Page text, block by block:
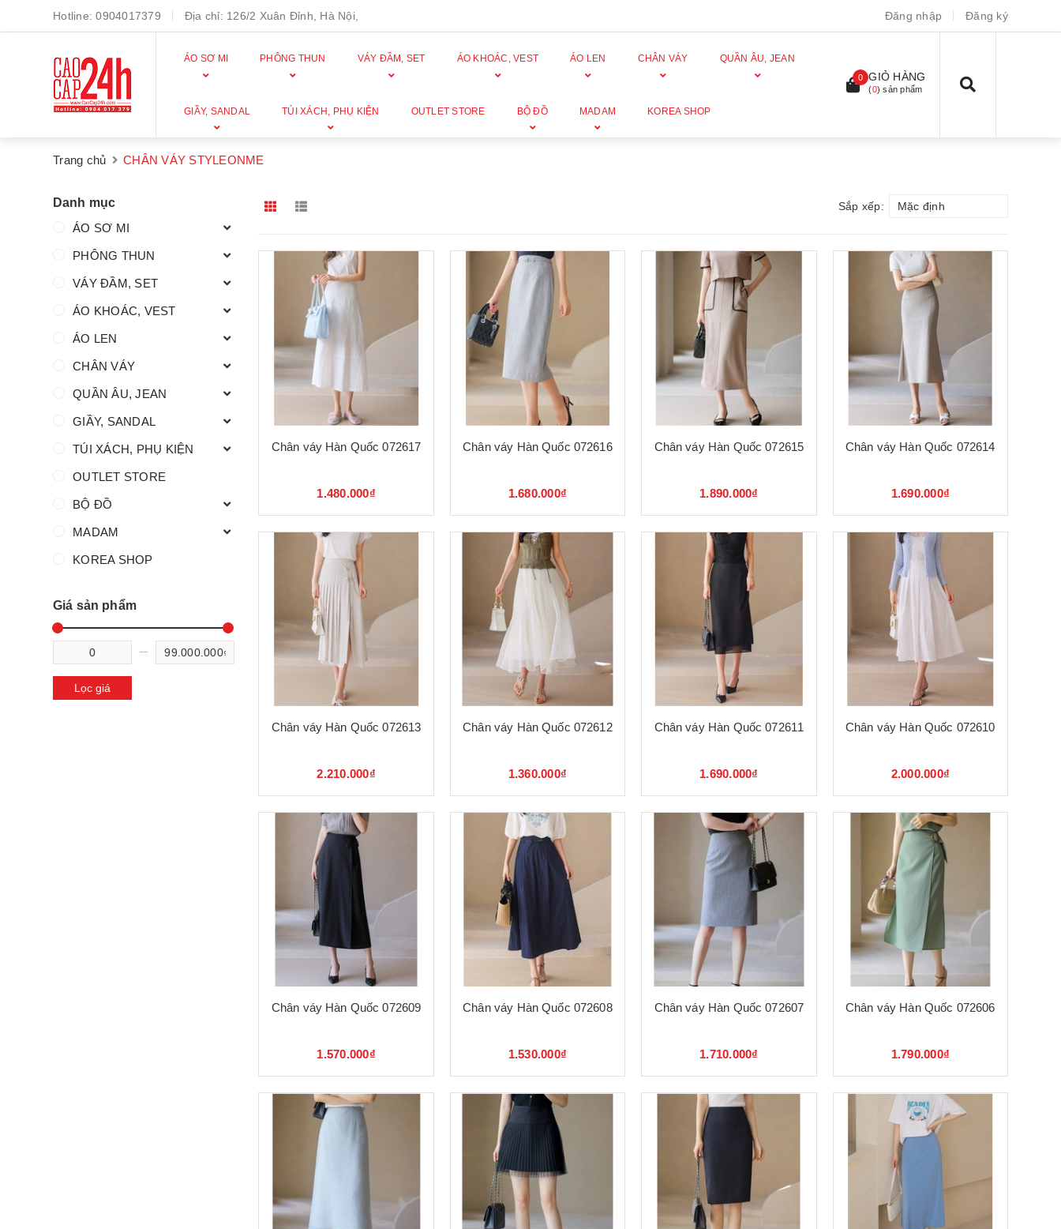
Hotline:0904017379 Địa chỉ: 126/2 Xuân Đỉnh, Hà Nội, Đăng nhập Đăng ký
ÁO SƠ MI PHÔNG THUN VÁY ĐẦM, SET ÁO KHOÁC, VEST ÁO LEN CHÂN VÁY QUẦN ÂU, JEAN
GIẦY, SANDAL TÚI XÁCH, PHỤ KIỆN OUTLET STORE BỘ ĐỒ MADAM KOREA SHOP
0 GIỎ HÀNG
(0) sản phẩm
Trang chủ CHÂN VÁY STYLEONME
Sắp xếp: Mặc định
Chân váy Hàn Quốc 072617
1.480.000₫
Chân váy Hàn Quốc 072616
1.680.000₫
Chân váy Hàn Quốc 072615
1.890.000₫
Chân váy Hàn Quốc 072614
1.690.000₫
Chân váy Hàn Quốc 072613
2.210.000₫
Chân váy Hàn Quốc 072612
1.360.000₫
Chân váy Hàn Quốc 072611
1.690.000₫
Chân váy Hàn Quốc 072610
2.000.000₫
Chân váy Hàn Quốc 072609
1.570.000₫
Chân váy Hàn Quốc 072608
1.530.000₫
Chân váy Hàn Quốc 072607
1.710.000₫
Chân váy Hàn Quốc 072606
1.790.000₫
Danh mục
ÁO SƠ MI
PHÔNG THUN
VÁY ĐẦM, SET
ÁO KHOÁC, VEST
ÁO LEN
CHÂN VÁY
QUẦN ÂU, JEAN
GIẦY, SANDAL
TÚI XÁCH, PHỤ KIỆN
OUTLET STORE
BỘ ĐỒ
MADAM
KOREA SHOP
Giá sản phẩm
Lọc giá